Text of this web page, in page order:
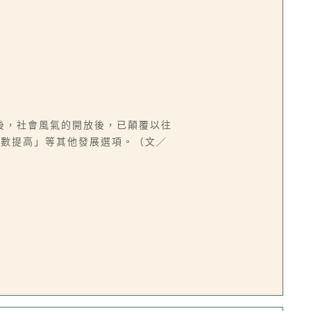
社會風氣的開放後，已顛覆以往
提高」等其他發展選項。（文／